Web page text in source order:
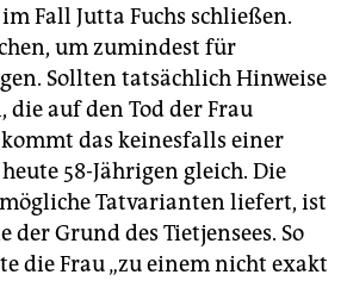
Fall Jutta Fuchs schließen.
um zumindest für
Sollten tatsächlich Hinweise
die auf den Tod der Frau
das keinesfalls einer
58-Jährigen gleich. Die
Tatvarianten liefert, ist
der Grund des Tietjensees. So
die Frau „zu einem nicht exakt